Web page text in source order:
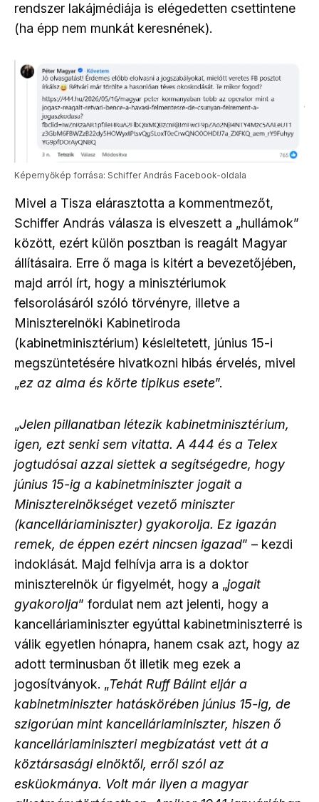
rendszer lakájmédiája is elégedetten csettintene
(ha épp nem munkát keresnének).
Képernyőkép forrása: Schiffer András Facebook-oldala
Mivel a Tisza elárasztotta a kommentmezőt,
Schiffer András válasza is elveszett a „hullámok”
között, ezért külön posztban is reagált Magyar
állításaira. Erre ő maga is kitért a bevezetőjében,
majd arról írt, hogy a minisztériumok
felsorolásáról szóló törvényre, illetve a
Miniszterelnöki Kabinetiroda
(kabinetminisztérium) késleltetett, június 15-i
megszüntetésére hivatkozni hibás érvelés, mivel
„ez az alma és körte tipikus esete”.
„Jelen pillanatban létezik kabinetminisztérium,
igen, ezt senki sem vitatta. A 444 és a Telex
jogtudósai azzal siettek a segítségedre, hogy
június 15-ig a kabinetminiszter jogait a
Miniszterelnökséget vezető miniszter
(kancelláriaminiszter) gyakorolja. Ez igazán
remek, de éppen ezért nincsen igazad” – kezdi
indoklását. Majd felhívja arra is a doktor
miniszterelnök úr figyelmét, hogy a „jogait
gyakorolja” fordulat nem azt jelenti, hogy a
kancelláriaminiszter egyúttal kabinetminiszterré is
válik egyetlen hónapra, hanem csak azt, hogy az
adott terminusban őt illetik meg ezek a
jogosítványok. „Tehát Ruff Bálint eljár a
kabinetminiszter hatáskörében június 15-ig, de
szigorúan mint kancelláriaminiszter, hiszen ő
kancelláriaminiszteri megbízatást vett át a
köztársasági elnöktől, erről szól az
esküokmánya. Volt már ilyen a magyar